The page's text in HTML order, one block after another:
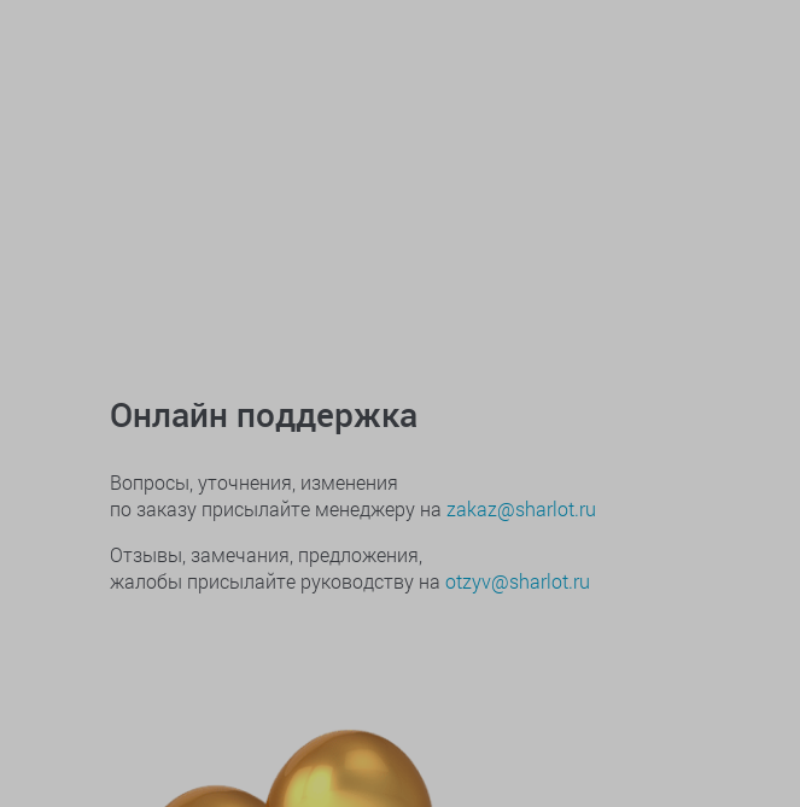
Онлайн поддержка
Вопросы, уточнения, изменения
по заказу присылайте менеджеру на zakaz@sharlot.ru
Отзывы, замечания, предложения,
жалобы присылайте руководству на otzyv@sharlot.ru